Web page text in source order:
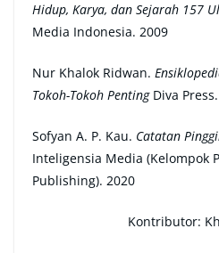
Hidup, Karya, dan Sejarah 157
Media Indonesia. 2009
Nur Khalok Ridwan.
Tokoh-Tokoh PentingDiva
Sofyan A. P. Kau. Catatan
Inteligensia Media (Kelompok
Publishing). 2020
Kontributor: